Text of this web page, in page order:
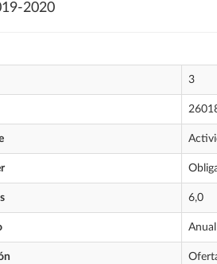
2020
3
6,0
Anual